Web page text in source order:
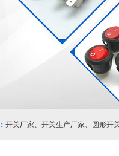
开关厂家、 开关生产厂家、 圆形开